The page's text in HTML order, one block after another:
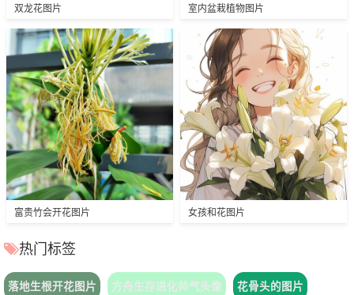
双龙花图片 室内盆栽植物图片
富贵竹会开花图片 女孩和花图片
热门标签
落地生根开花图片 方舟生存进化帅气头像 花骨头的图片